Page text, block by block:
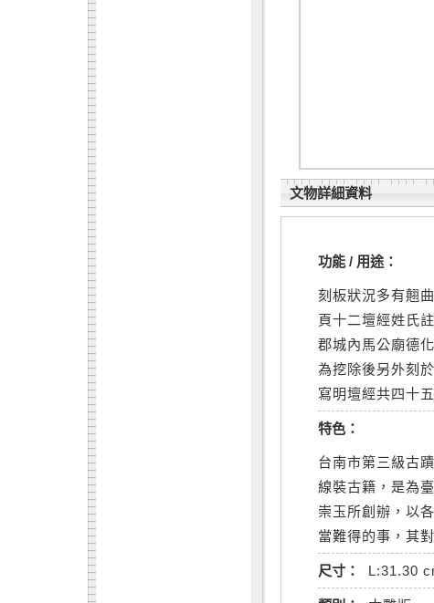
文物詳細資料
功能 / 用途：
刻板狀況多有翹
頁十二壇經姓氏
郡城內馬公廟德
為挖除後另外刻
寫明壇經共四十
特色：
台南市第三級古
線裝古籍，是為
崇玉所創辦，以
當難得的事，其
尺寸： L:31.30